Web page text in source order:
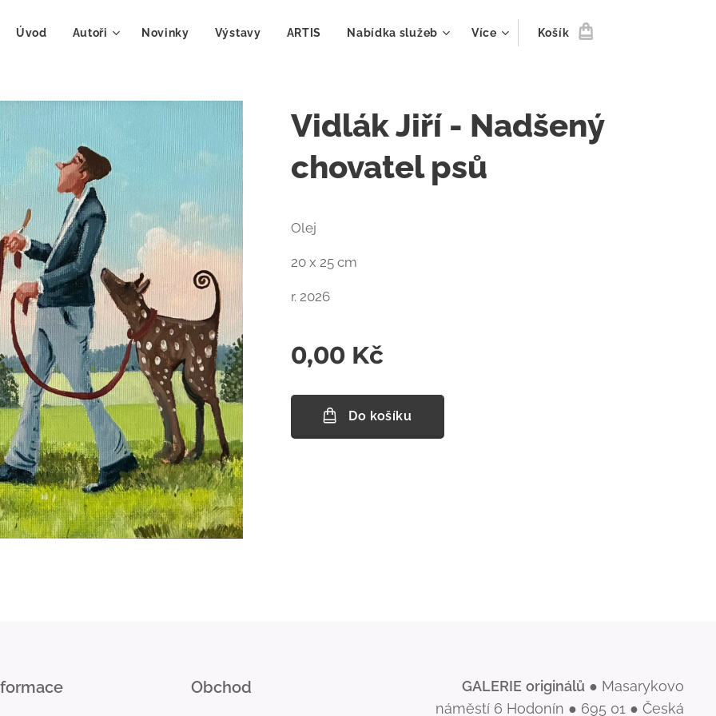
Úvod Autoři Novinky Výstavy ARTIS Nabídka služeb Více Košík
Vidlák Jiří - Nadšený
chovatel psů
Olej
20 x 25 cm
r. 2026
0,00 Kč
Do košíku
Obchod GALERIE originálů● Masarykovo
náměstí 6 Hodonín ● 695 01 ● Česká